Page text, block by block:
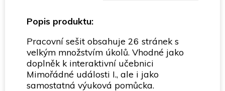
Popis produktu:
Pracovní sešit obsahuje 26 stránek s
velkým množstvím úkolů. Vhodné jako
doplněk k interaktivní učebnici
Mimořádné události I., ale i jako
samostatná výuková pomůcka.